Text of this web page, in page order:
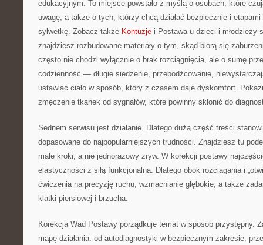
edukacyjnym. To miejsce powstało z myślą o osobach, które
uwagę, a także o tych, którzy chcą działać bezpiecznie i etapami
sylwetkę. Zobacz także Kontuzje i Postawa u dzieci i młodzieży
znajdziesz rozbudowane materiały o tym, skąd biorą się
często nie chodzi wyłącznie o brak rozciągnięcia, ale o sumę
codzienność — długie siedzenie, przebodźcowanie,
ustawiać ciało w sposób, który z czasem daje dyskomfort.
zmęczenie tkanek od sygnałów, które powinny skłonić do
Sednem serwisu jest działanie. Dlatego dużą część treści
dopasowane do najpopularniejszych trudności. Znajdziesz tu
małe kroki, a nie jednorazowy zryw. W korekcji postawy
elastyczności z siłą funkcjonalną. Dlatego obok rozciągania i
ćwiczenia na precyzję ruchu, wzmacnianie głębokie, a także
klatki piersiowej i brzucha.
Korekcja Wad Postawy porządkuje temat w sposób przystępny.
mapę działania: od autodiagnostyki w bezpiecznym zakresie,